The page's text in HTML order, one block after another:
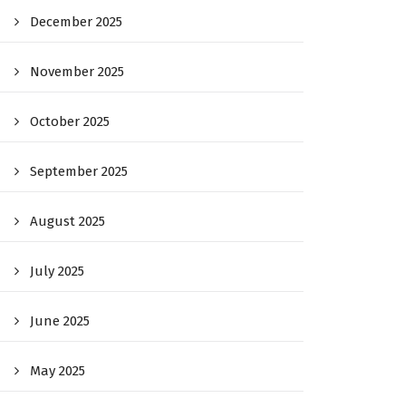
December 2025
November 2025
October 2025
September 2025
August 2025
July 2025
June 2025
May 2025